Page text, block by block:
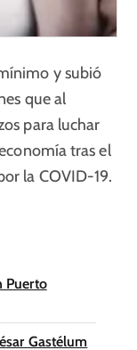
y subió
que al
para luchar
tras el
la COVID-19.
Puerto
Gastélum